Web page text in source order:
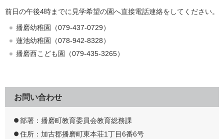
前日の午後4時までに見学希望の園へ直接電話連絡をしてください。
播磨幼稚園（079-437-0729）
蓮池幼稚園（078-942-8328）
播磨西こども園（079-435-3265）
お問い合わせ
部署：播磨町教育委員会教育総務課
住所：加古郡播磨町東本荘1丁目6番6号